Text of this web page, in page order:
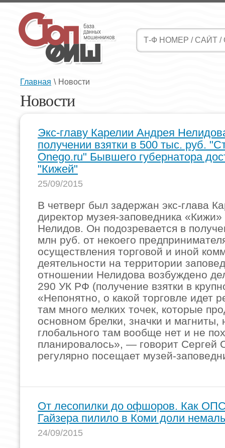
Главная \ Новости
Новости
Экс-главу Карелии Андрея
получении взятки в 500 тыс. руб.
Onego.ru" Бывшего губернатора
"Кижей"
25/09/2015
В четверг был задержан экс-глава
директор музея-заповедника
Нелидов. Он подозревается в
млн руб. от некоего
осуществления торговой и иной
деятельности на территории
отношении Нелидова возбуждено
290 УК РФ (получение взятки в
«Непонятно, о какой торговле идет
там много мелких точек, которые
основном брелки, значки и магниты,
глобального там вообще нет и не
планировалось», — говорит Сергей
регулярно посещает музей-
От лесопилки до офшоров. Как ОПС
Гайзера пилило в Коми доли
24/09/2015